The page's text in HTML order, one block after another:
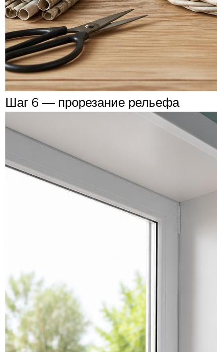
Шаг 6 — прорезание рельефа